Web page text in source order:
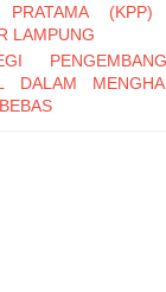
PRATAMA (KPP)
LAMPUNG
DALAM